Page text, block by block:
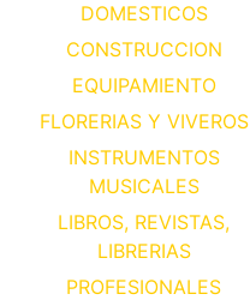
DOMESTICOS
CONSTRUCCION
EQUIPAMIENTO
FLORERIAS Y VIVEROS
INSTRUMENTOS
MUSICALES
LIBROS, REVISTAS,
LIBRERIAS
PROFESIONALES